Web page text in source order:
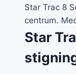
Star Trac 8
centrum.
Star